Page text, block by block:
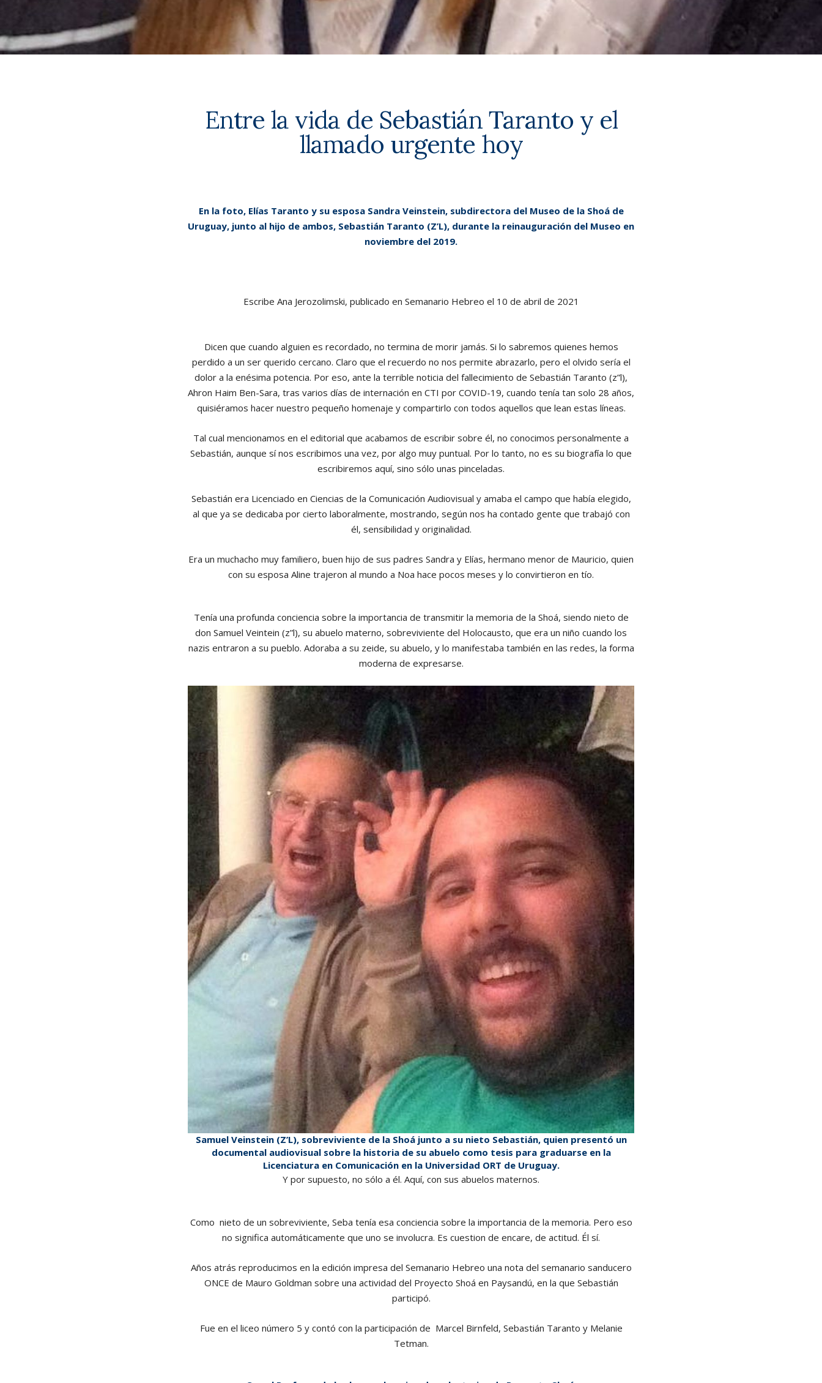
Entre la vida de Sebastián Taranto y el
llamado urgente hoy
En la foto, Elías Taranto y su esposa Sandra Veinstein, subdirectora del Museo de la Shoá de
Uruguay, junto al hijo de ambos, Sebastián Taranto (Z’L), durante la reinauguración del Museo en
noviembre del 2019.
Escribe Ana Jerozolimski, publicado en Semanario Hebreo el 10 de abril de 2021
Dicen que cuando alguien es recordado, no termina de morir jamás. Si lo sabremos quienes hemos
perdido a un ser querido cercano. Claro que el recuerdo no nos permite abrazarlo, pero el olvido sería el
dolor a la enésima potencia. Por eso, ante la terrible noticia del fallecimiento de Sebastián Taranto (z”l),
Ahron Haim Ben-Sara, tras varios días de internación en CTI por COVID-19, cuando tenía tan solo 28 años,
quisiéramos hacer nuestro pequeño homenaje y compartirlo con todos aquellos que lean estas líneas.
Tal cual mencionamos en el editorial que acabamos de escribir sobre él, no conocimos personalmente a
Sebastián, aunque sí nos escribimos una vez, por algo muy puntual. Por lo tanto, no es su biografía lo que
escribiremos aquí, sino sólo unas pinceladas.
Sebastián era Licenciado en Ciencias de la Comunicación Audiovisual y amaba el campo que había elegido,
al que ya se dedicaba por cierto laboralmente, mostrando, según nos ha contado gente que trabajó con
él, sensibilidad y originalidad.
Era un muchacho muy familiero, buen hijo de sus padres Sandra y Elías, hermano menor de Mauricio, quien
con su esposa Aline trajeron al mundo a Noa hace pocos meses y lo convirtieron en tío.
Tenía una profunda conciencia sobre la importancia de transmitir la memoria de la Shoá, siendo nieto de
don Samuel Veintein (z”l), su abuelo materno, sobreviviente del Holocausto, que era un niño cuando los
nazis entraron a su pueblo. Adoraba a su zeide, su abuelo, y lo manifestaba también en las redes, la forma
moderna de expresarse.
Samuel Veinstein (Z’L), sobreviviente de la Shoá junto a su nieto Sebastián, quien presentó un
documental audiovisual sobre la historia de su abuelo como tesis para graduarse en la
Licenciatura en Comunicación en la Universidad ORT de Uruguay.
Y por supuesto, no sólo a él. Aquí, con sus abuelos maternos.
Como nieto de un sobreviviente, Seba tenía esa conciencia sobre la importancia de la memoria. Pero eso
no significa automáticamente que uno se involucra. Es cuestion de encare, de actitud. Él sí.
Años atrás reproducimos en la edición impresa del Semanario Hebreo una nota del semanario sanducero
ONCE de Mauro Goldman sobre una actividad del Proyecto Shoá en Paysandú, en la que Sebastián
participó.
Fue en el liceo número 5 y contó con la participación de Marcel Birnfeld, Sebastián Taranto y Melanie
Tetman.